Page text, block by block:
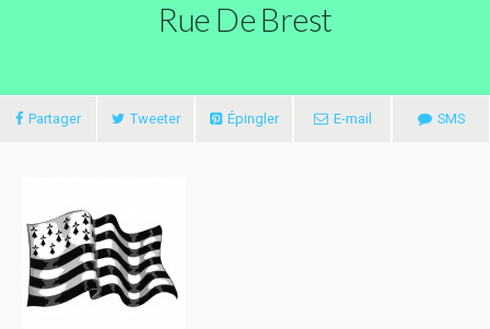
Rue De Brest
Partager Tweeter Épingler E-mail SMS